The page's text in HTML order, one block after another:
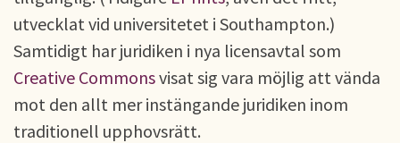
utvecklat vid universitetet i Southampton.)
Samtidigt har juridiken i nya licensavtal som
Creative Commonsvisat sig vara möjlig att vända
mot den allt mer instängande juridiken inom
traditionell upphovsrätt.